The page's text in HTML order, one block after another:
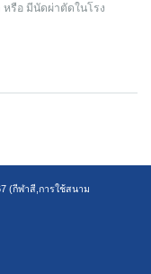
หรือ มีนัดผ่าตัดในโรง
(กีฬาสี,การใช้สนาม